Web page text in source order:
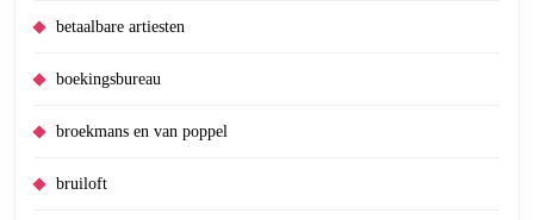
betaalbare artiesten
boekingsbureau
broekmans en van poppel
bruiloft